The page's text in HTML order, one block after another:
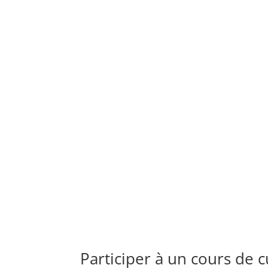
Participer à un cours de